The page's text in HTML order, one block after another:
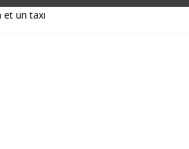
et un taxi
»
mètres de la grande mosquée